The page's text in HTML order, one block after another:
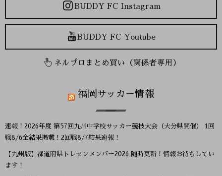
BUDDY FC Instagram
BUDDY FC Youtube
ネルプロまとめ買い（関係者専用）
福岡サッカー情報
速報！2026年度 第57回九州中学校サッカー競技大会（大分県開催） 1回
戦8/6全結果掲載！2回戦8/7結果速報！
【九州版】都道府県トレセンメンバー2026 随時更新！情報お待ちしてい
ます！